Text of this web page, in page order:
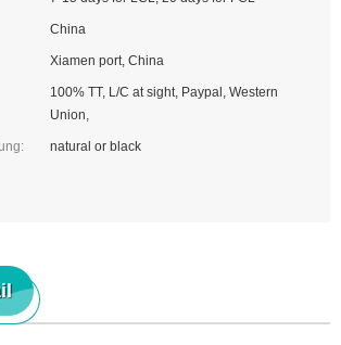
China
Xiamen port, China
100% TT, L/C at sight, Paypal, Western
Union,
natural or black